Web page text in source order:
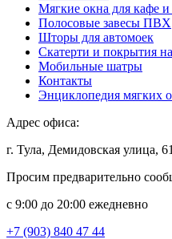
Мягкие окна для кафе и
Полосовые завесы ПВХ
Шторы для автомоек
Скатерти и покрытия
Мобильные шатры
Контакты
Энциклопедия мягких
Адрес офиса:
г. Тула, Демидовская улица,
Просим предварительно
c 9:00 до 20:00 ежедневно
+7 (903) 840 47 44